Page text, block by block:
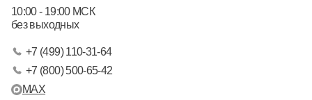
10:00 - 19:00 МСК
без выходных
+7 (499) 110-31-64
+7 (800) 500-65-42
MAX